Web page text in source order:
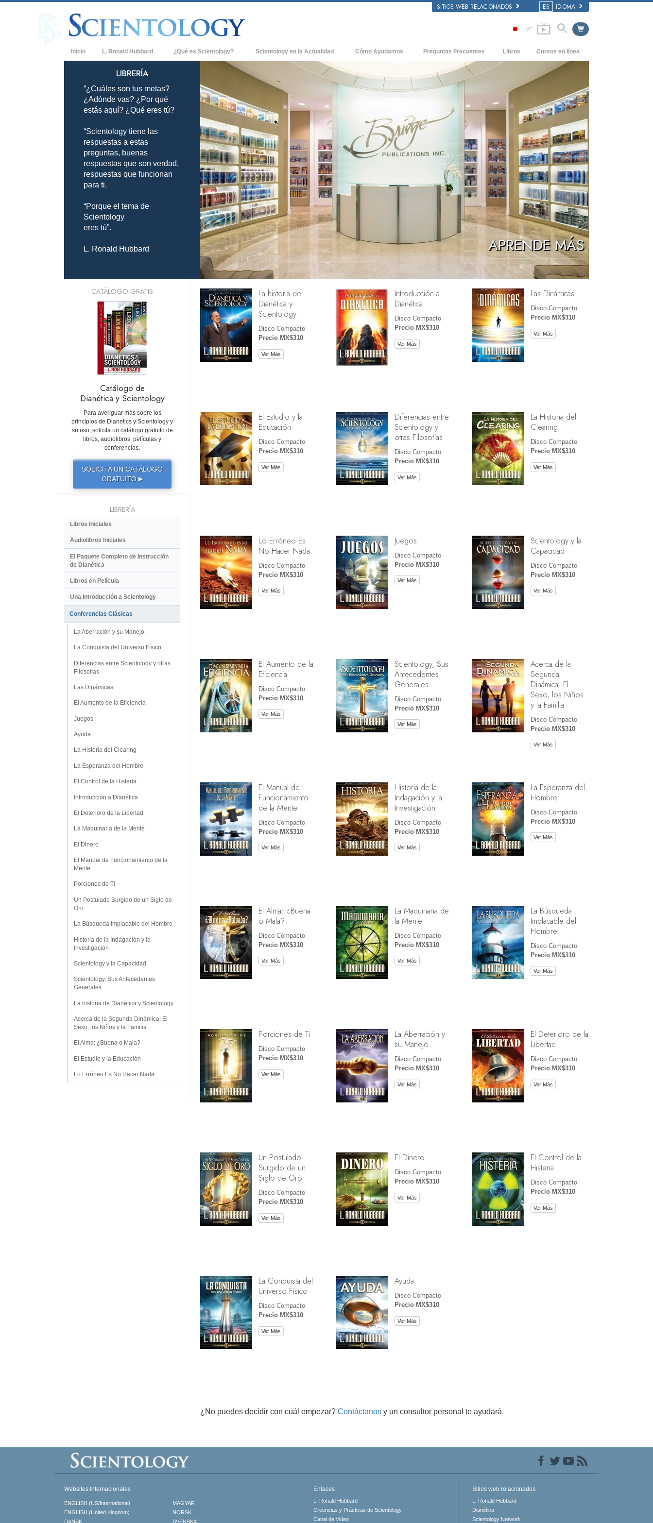
SITIOS WEB RELACIONADOS ES IDIOMA
LIVE
Inicio L. Ronald Hubbard ¿Qué es Scientology?
Credos y Códigos de Scientology
Qué dicen los Scientologists acerca de
Scientology
Conoce a un Scientologist
Dentro de una Iglesia
Los Principios Básicos de Scientology
Una Introducción a Dianética
Amor y Odio: ¿Qué es Grandeza?
Scientology en la Actualidad
Nuevas Iglesias de Scientology
Organizaciones Avanzadas
Base en Tierra de Flag
Freewinds
Llevando Scientology al Mundo
David Miscavige - Líder Eclesiástico de
Scientology
Cómo Ayudamos Preguntas Frecuentes
Antecedentes y principios básicos
Dentro de una Iglesia
La Organización de Scientology
Libros
Audiolibros
Conferencias Introductorias
Películas
Cursos en línea
Cómo Resolver los Conflictos
Las Dinámicas de la Existencia
Los Componentes de la Comprensión
Soluciones para un Entorno Peligroso
Ayudas para Enfermedades y Lesiones
La Integridad y la Honestidad
El Matrimonio
La Escala Tonal Emocional
Respuestas a las Drogas
Herramientas para el Entorno Laboral
La Ética y las Condiciones
La Causa de la Supresión
Investigaciones
Los Fundamentos de la Organización
Los Fundamentos de las Relaciones
Públicas
APRENDE MÁS
LIBRERÍA
“¿Cuáles son tus metas?
¿Adónde vas? ¿Por qué
estás aquí? ¿Qué eres tú?
“Scientology tiene las
respuestas a estas
preguntas, buenas
respuestas que son verdad,
respuestas que funcionan
para ti.
“Porque el tema de
Scientology
eres tú”.
L. Ronald Hubbard
La historia de
Dianética y
Scientology
Disco Compacto
Precio MX$310
Ver Más
Introducción a
Dianética
Disco Compacto
Precio MX$310
Ver Más
Las Dinámicas
Disco Compacto
Precio MX$310
Ver Más
El Estudio y la
Educación
Disco Compacto
Precio MX$310
Ver Más
Diferencias entre
Scientology y
otras Filosofías
Disco Compacto
Precio MX$310
Ver Más
La Historia del
Clearing
Disco Compacto
Precio MX$310
Ver Más
Lo Erróneo Es
No Hacer Nada
Disco Compacto
Precio MX$310
Ver Más
Juegos
Disco Compacto
Precio MX$310
Ver Más
Scientology y la
Capacidad
Disco Compacto
Precio MX$310
Ver Más
El Aumento de la
Eficiencia
Disco Compacto
Precio MX$310
Ver Más
Scientology, Sus
Antecedentes
Generales
Disco Compacto
Precio MX$310
Ver Más
Acerca de la
Segunda
Dinámica: El
Sexo, los Niños
y la Familia
Disco Compacto
Precio MX$310
Ver Más
El Manual de
Funcionamiento
de la Mente
Disco Compacto
Precio MX$310
Ver Más
Historia de la
Indagación y la
Investigación
Disco Compacto
Precio MX$310
Ver Más
La Esperanza del
Hombre
Disco Compacto
Precio MX$310
Ver Más
El Alma: ¿Buena
o Mala?
Disco Compacto
Precio MX$310
Ver Más
La Maquinaria de
la Mente
Disco Compacto
Precio MX$310
Ver Más
La Búsqueda
Implacable del
Hombre
Disco Compacto
Precio MX$310
Ver Más
Porciones de Ti
Disco Compacto
Precio MX$310
Ver Más
La Aberración y
su Manejo.
Disco Compacto
Precio MX$310
Ver Más
El Deterioro de la
Libertad
Disco Compacto
Precio MX$310
Ver Más
Un Postulado
Surgido de un
Siglo de Oro
Disco Compacto
Precio MX$310
Ver Más
El Dinero
Disco Compacto
Precio MX$310
Ver Más
El Control de la
Histeria
Disco Compacto
Precio MX$310
Ver Más
La Conquista del
Universo Físico
Disco Compacto
Precio MX$310
Ver Más
Ayuda
Disco Compacto
Precio MX$310
Ver Más
¿No puedes decidir con cuál empezar? Contáctanos y un consultor personal te ayudará.
CATÁLOGO GRATIS
Catálogo de
Dianética y Scientology
Para averiguar más sobre los
principios de Dianetics y Scientology y
su uso, solicita un catálogo gratuito de
libros, audiolibros, películas y
conferencias.
SOLICITA UN CATÁLOGO
GRATUITO ▶
LIBRERÍA
Libros Iniciales
Audiolibros Iniciales
El Paquete Completo de Instrucción
de Dianética
Libros en Película
Una Introducción a Scientology
Conferencias Clásicas
La Aberración y su Manejo.
La Conquista del Universo Físico
Diferencias entre Scientology y otras
Filosofías
Las Dinámicas
El Aumento de la Eficiencia
Juegos
Ayuda
La Historia del Clearing
La Esperanza del Hombre
El Control de la Histeria
Introducción a Dianética
El Deterioro de la Libertad
La Maquinaria de la Mente
El Dinero
El Manual de Funcionamiento de la
Mente
Porciones de Ti
Un Postulado Surgido de un Siglo de
Oro
La Búsqueda Implacable del Hombre
Historia de la Indagación y la
Investigación
Scientology y la Capacidad
Scientology, Sus Antecedentes
Generales
La historia de Dianética y Scientology
Acerca de la Segunda Dinámica: El
Sexo, los Niños y la Familia
El Alma: ¿Buena o Mala?
El Estudio y la Educación
Lo Erróneo Es No Hacer Nada
Websites Internacionales
ENGLISH (US/International)
ENGLISH (United Kingdom)
DANSK
MAGYAR
NORSK
SVENSKA
Enlaces
L. Ronald Hubbard
Creencias y Prácticas de Scientology
Canal de Video
Sitios web relacionados
L. Ronald Hubbard
Dianética
Scientology Network